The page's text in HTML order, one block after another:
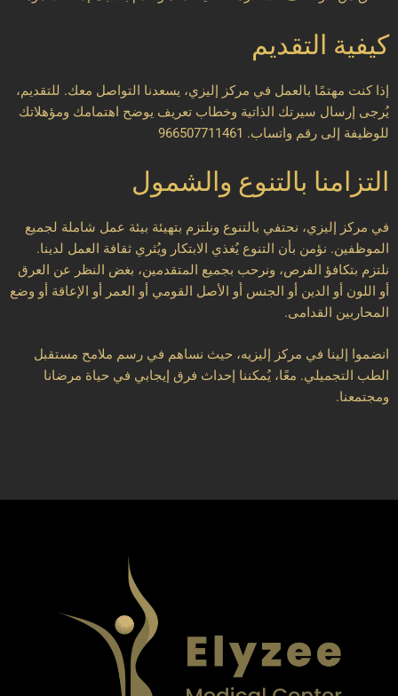
كيفية التقديم
إذا كنت مهتمًا بالعمل في مركز إليزي، يسعدنا التواصل معك. للتقديم،
يُرجى إرسال سيرتك الذاتية وخطاب تعريف يوضح اهتمامك ومؤهلاتك
للوظيفة إلى رقم واتساب. 966507711461
التزامنا بالتنوع والشمول
في مركز إليزي، نحتفي بالتنوع ونلتزم بتهيئة بيئة عمل شاملة لجميع
الموظفين. نؤمن بأن التنوع يُغذي الابتكار ويُثري ثقافة العمل لدينا.
نلتزم بتكافؤ الفرص، ونرحب بجميع المتقدمين، بغض النظر عن العرق
أو اللون أو الدين أو الجنس أو الأصل القومي أو العمر أو الإعاقة أو وضع
المحاربين القدامى.
انضموا إلينا في مركز إليزيه، حيث نساهم في رسم ملامح مستقبل
الطب التجميلي. معًا، يُمكننا إحداث فرق إيجابي في حياة مرضانا
ومجتمعنا.